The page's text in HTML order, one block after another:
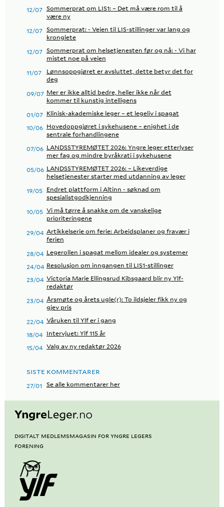
12/07 Sommerprat om LIS1: – Det må være rom til å
være ny
12/07 Sommerprat: - Veien til LIS-stillinger var lang og
kronglete
12/07 Sommerprat om helsetjenesten før og nå: - Vi har
mistet noe på veien
11/07
Lønnsoppgjøret er avsluttet, dette betyr det for
deg
09/07 Mer er ikke alltid bedre, heller ikke når det
kommer til kunstig intelligens
01/07 Klinisk-akademiske leger – et legeliv i spagat
10/06 Hovedoppgjøret i sykehusene – enighet i de
sentrale forhandlingene
07/06 LANDSSTYREMØTET 2026: Yngre leger etterlyser
mer fag og mindre byråkrati i sykehusene
05/06 LANDSSTYREMØTET 2026: – Likeverdige
helsetjenester starter med utdanning av leger
19/05 Endret plattform i Altinn - søknad om
spesialistgodkjenning
10/05 Vi må tørre å snakke om de vanskelige
prioriteringene
29/04 Artikkelserie om ferie: Arbeidsplaner og fravær i
ferien
28/04 Legerollen i spagat mellom idealer og systemer
24/04 Resolusjon om inngangen til LIS1-stillinger
23/04 Victoria Marie Ellingsrud Kibsgaard blir ny Ylf-
redaktør
23/04 Årsmøte og årets ugle(r): To ildsjeler fikk ny og
gjev pris
22/04 Våruken til Ylf er i gang
18/04 Intervjuet: Ylf 115 år
15/04 Valg av ny redaktør 2026
SISTE KOMMENTARER
27/01 Se alle kommentarer her
Digitalt medlemsmagasin for Yngre Legers
Forening